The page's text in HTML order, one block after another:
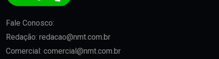
Fale Conosco:
Redação: redacao@nmt.com.br
Comercial: comercial@nmt.com.br